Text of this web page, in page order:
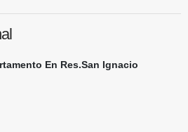
En Res.San Ignacio